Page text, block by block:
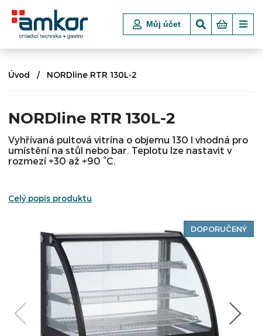
Můj účet
Úvod NORDline RTR 130L-2
NORDline RTR 130L-2
Vyhřívaná pultová vitrína o objemu 130 l vhodná pro
umístění na stůl nebo bar. Teplotu lze nastavit v
rozmezí +30 až +90 °C.
Celý popis produktu
DOPORUČENÝ